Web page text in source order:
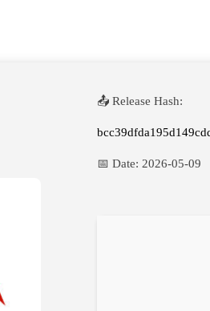
📤 Release Hash:
📅 Date: 2026-05-09